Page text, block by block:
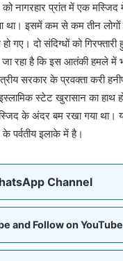
नागरहार प्रांत में एक मस्जिद
था। इसमें कम से कम तीन लोगों
गए। दो संदिग्धों को
रहा है कि इस आतंकी हमले में
सरकार के प्रवक्ता करी
स्टेट खुरासान का हाथ
के अंदर बम रखा गया था।
के पर्वतीय इलाके में है।
Channel
and Follow on YouTube